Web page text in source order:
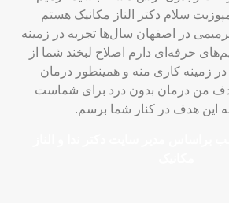
سلام دکتر الناز مکانیک هستم
در اصفهان سال‌ها تجربه در زمینه
حرفه‌ای دارم اصلاح لبخند شما از
زمینه کاری منه و همینطور درمان
من درمان بدون درد برای شماست
این هدف در کنار شما برسم.